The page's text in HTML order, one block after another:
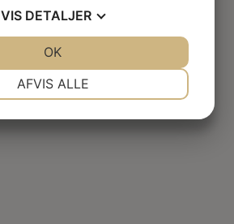
VIS DETALJER
AFVIS ALLE
OK